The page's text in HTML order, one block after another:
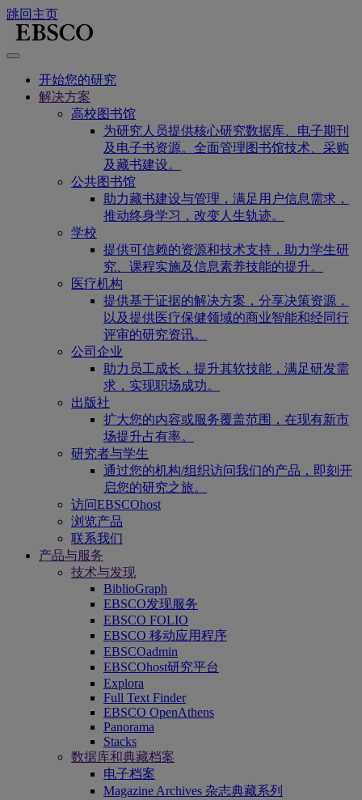
跳回主页
开始您的研究
解决方案
高校图书馆
为研究人员提供核心研究数据库、电子期刊
及电子书资源。全面管理图书馆技术、采购
及藏书建设。
公共图书馆
助力藏书建设与管理，满足用户信息需求，
推动终身学习，改变人生轨迹。
学校
提供可信赖的资源和技术支持，助力学生研
究、课程实施及信息素养技能的提升。
医疗机构
提供基于证据的解决方案，分享决策资源，
以及提供医疗保健领域的商业智能和经同行
评审的研究资讯。
公司企业
助力员工成长，提升其软技能，满足研发需
求，实现职场成功。
出版社
扩大您的内容或服务覆盖范围，在现有新市
场提升占有率。
研究者与学生
通过您的机构/组织访问我们的产品，即刻开
启您的研究之旅。
访问EBSCOhost
浏览产品
联系我们
产品与服务
技术与发现
BiblioGraph
EBSCO发现服务
EBSCO FOLIO
EBSCO 移动应用程序
EBSCOadmin
EBSCOhost研究平台
Explora
Full Text Finder
EBSCO OpenAthens
Panorama
Stacks
数据库和典藏档案
电子档案
Magazine Archives 杂志典藏系列